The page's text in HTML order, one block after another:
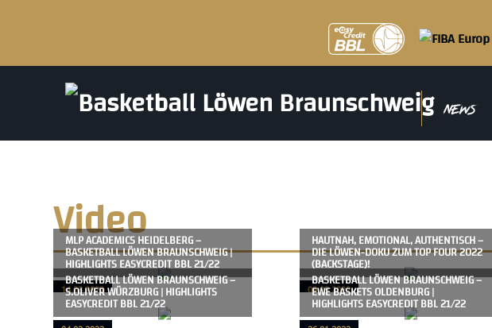
NEWS
Video
14.03.2022
MLP ACADEMICS HEIDELBERG –
BASKETBALL LÖWEN BRAUNSCHWEIG |
HIGHLIGHTS EASYCREDIT BBL 21/22
09.03.2022
HAUTNAH, EMOTIONAL, AUTHENTISCH –
DIE LÖWEN-DOKU ZUM TOP FOUR 2022
(BACKSTAGE)!
BASKETBALL LÖWEN BRAUNSCHWEIG –
S.OLIVER WÜRZBURG | HIGHLIGHTS
EASYCREDIT BBL 21/22
BASKETBALL LÖWEN BRAUNSCHWEIG –
EWE BASKETS OLDENBURG |
HIGHLIGHTS EASYCREDIT BBL 21/22